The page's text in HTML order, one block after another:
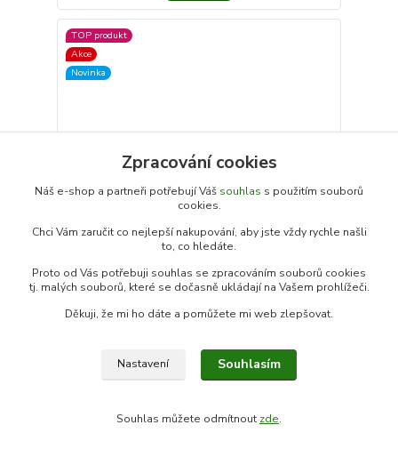
TOP produkt
Akce
Novinka
3 899 Kč
skladem
Přidat do košíku
Zpracování cookies
Náš e-shop a partneři potřebují Váš souhlas s použitím souborů
cookies.
Chci Vám zaručit co nejlepší nakupování, aby jste vždy rychle našli
to, co hledáte.
Proto od Vás potřebuji souhlas se zpracováním souborů cookies
tj. malých souborů, které se dočasně ukládají na Vašem prohlížeči.
Děkuji, že mi ho dáte a pomůžete mi web zlepšovat.
Nastavení Souhlasím
Souhlas můžete odmítnout zde.